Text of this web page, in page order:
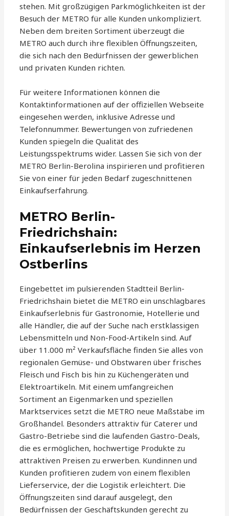
stehen. Mit großzügigen Parkmöglichkeiten ist der
Besuch der METRO für alle Kunden unkompliziert.
Neben dem breiten Sortiment überzeugt die
METRO auch durch ihre flexiblen Öffnungszeiten,
die sich nach den Bedürfnissen der gewerblichen
und privaten Kunden richten.
Für weitere Informationen können die
Kontaktinformationen auf der offiziellen Webseite
eingesehen werden, inklusive Adresse und
Telefonnummer. Bewertungen von zufriedenen
Kunden spiegeln die Qualität des
Leistungsspektrums wider. Lassen Sie sich von der
METRO Berlin-Berolina inspirieren und profitieren
Sie von einer für jeden Bedarf zugeschnittenen
Einkaufserfahrung.
METRO Berlin-
Friedrichshain:
Einkaufserlebnis im Herzen
Ostberlins
Eingebettet im pulsierenden Stadtteil Berlin-
Friedrichshain bietet die METRO ein unschlagbares
Einkaufserlebnis für Gastronomie, Hotellerie und
alle Händler, die auf der Suche nach erstklassigen
Lebensmitteln und Non-Food-Artikeln sind. Auf
über 11.000 m² Verkaufsfläche finden Sie alles von
regionalen Gemüse- und Obstwaren über frisches
Fleisch und Fisch bis hin zu Küchengeräten und
Elektroartikeln. Mit einem umfangreichen
Sortiment an Eigenmarken und speziellen
Marktservices setzt die METRO neue Maßstäbe im
Großhandel. Besonders attraktiv für Caterer und
Gastro-Betriebe sind die laufenden Gastro-Deals,
die es ermöglichen, hochwertige Produkte zu
attraktiven Preisen zu erwerben. Kundinnen und
Kunden profitieren zudem von einem flexiblen
Lieferservice, der die Logistik erleichtert. Die
Öffnungszeiten sind darauf ausgelegt, den
Bedürfnissen der Geschäftskunden gerecht zu